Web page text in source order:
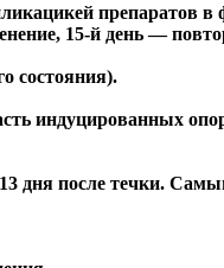
препаратов
15-й день —
состояния).
индуцированных
13 дня после течки.